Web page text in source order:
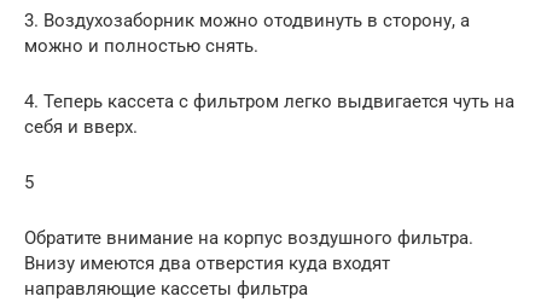
3. Воздухозаборник можно отодвинуть в сторону, а
можно и полностью снять.
4. Теперь кассета с фильтром легко выдвигается чуть на
себя и вверх.
5
Обратите внимание на корпус воздушного фильтра.
Внизу имеются два отверстия куда входят
направляющие кассеты фильтра